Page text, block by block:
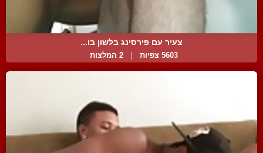
צעיר עם פירסינג בלשון בו...
5603 צפיות | 2 המלצות